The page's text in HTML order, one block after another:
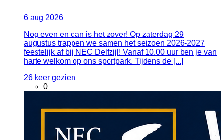
6 aug 2026
Nog even en dan is het zover! Op zaterdag 29
augustus trappen we samen het seizoen 2026-2027
feestelijk af bij NEC Delfzijl! Vanaf 10.00 uur ben je van
harte welkom op ons sportpark. Tijdens de [...]
26 keer gezien
0